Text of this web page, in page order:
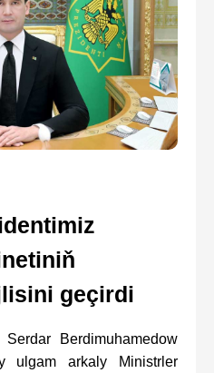
geçirdi
Berdimuhamedow
ulgam arkaly Ministrler